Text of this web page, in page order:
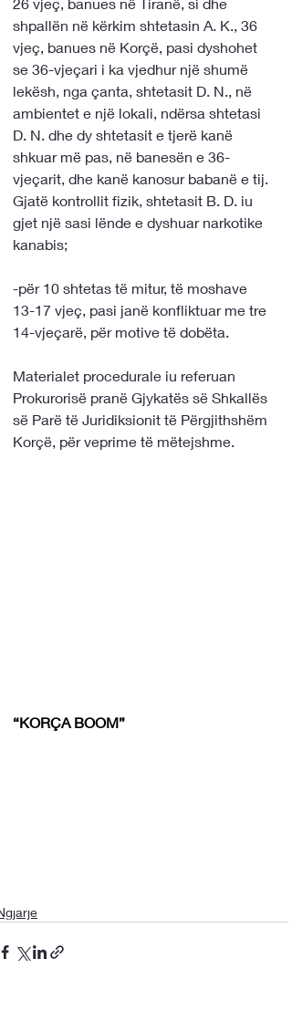
shpallën në kërkim shtetasin A. K., 36
vjeç, banues në Korçë, pasi dyshohet
se 36-vjeçari i ka vjedhur një shumë
lekësh, nga çanta, shtetasit D. N., në
ambientet e një lokali, ndërsa shtetasi
D. N. dhe dy shtetasit e tjerë kanë
shkuar më pas, në banesën e 36-
vjeçarit, dhe kanë kanosur babanë e tij.
Gjatë kontrollit fizik, shtetasit B. D. iu
gjet një sasi lënde e dyshuar narkotike
kanabis;
-për 10 shtetas të mitur, të moshave
13-17 vjeç, pasi janë konfliktuar me tre
14-vjeçarë, për motive të dobëta.
Materialet procedurale iu referuan
Prokurorisë pranë Gjykatës së Shkallës
së Parë të Juridiksionit të Përgjithshëm
Korçë, për veprime të mëtejshme.
“KORÇA BOOM”